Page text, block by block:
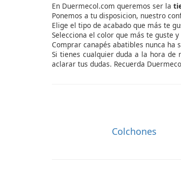
En Duermecol.com queremos ser la
Ponemos a tu disposicion, nuestro
Elige el tipo de acabado que más te
Selecciona el color que más te guste
Comprar canapés abatibles nunca ha
Si tienes cualquier duda a la hora de
aclarar tus dudas. Recuerda
Colchones